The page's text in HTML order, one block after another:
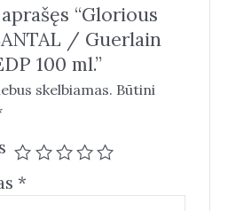
“Glorious
/ Guerlain
100 ml.”
skelbiamas. Būtini
*